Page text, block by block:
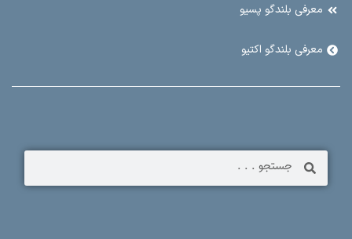
معرفی بلندگو پسیو
معرفی بلندگو اکتیو